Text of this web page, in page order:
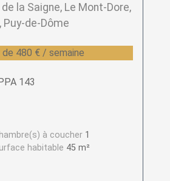
la Saigne, Le Mont-Dore,
Puy-de-Dôme
480 € / semaine
143
à coucher 1
habitable 45 m²